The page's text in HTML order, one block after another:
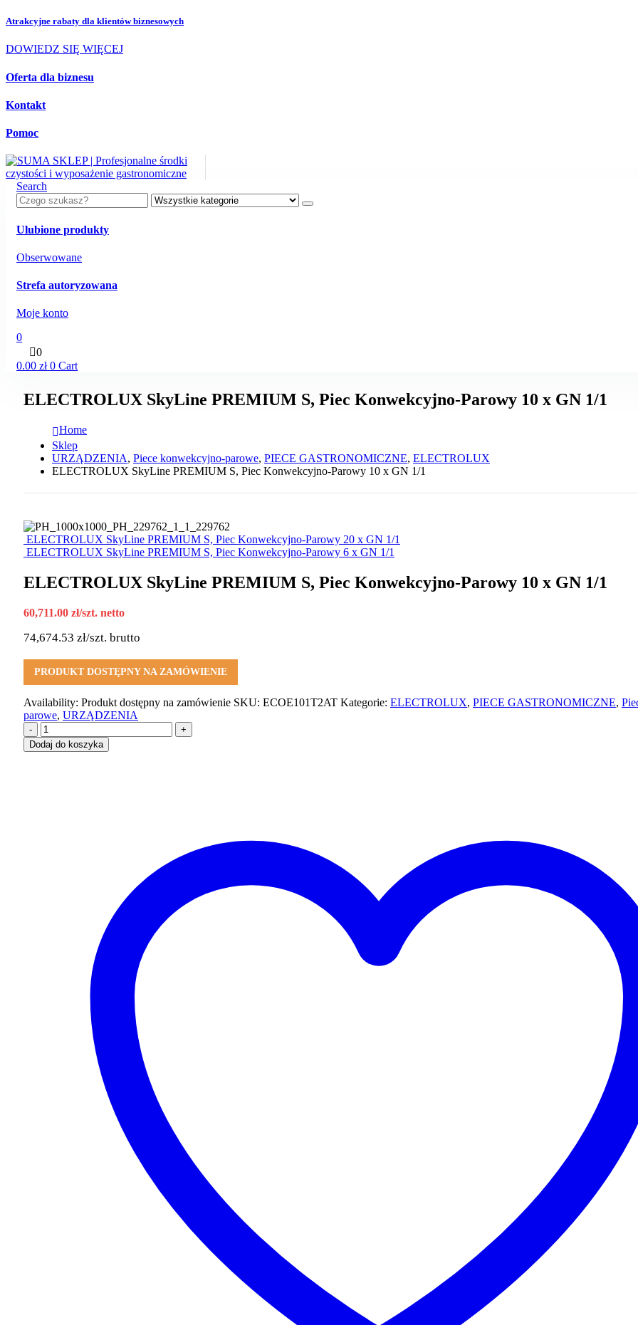
Atrakcyjne rabaty dla klientów biznesowych
DOWIEDZ SIĘ WIĘCEJ
Oferta dla biznesu
Kontakt
Pomoc
Search
Ulubione produkty
Obserwowane
Strefa autoryzowana
Moje konto
0
0
0.00 zł 0 Cart
ELECTROLUX SkyLine PREMIUM S, Piec Konwekcyjno-Parowy 10 x GN 1/1
Home
Sklep
URZĄDZENIA, Piece konwekcyjno-parowe, PIECE GASTRONOMICZNE, ELECTROLUX
ELECTROLUX SkyLine PREMIUM S, Piec Konwekcyjno-Parowy 10 x GN 1/1
ELECTROLUX SkyLine PREMIUM S, Piec Konwekcyjno-Parowy 20 x GN 1/1
ELECTROLUX SkyLine PREMIUM S, Piec Konwekcyjno-Parowy 6 x GN 1/1
ELECTROLUX SkyLine PREMIUM S, Piec Konwekcyjno-Parowy 10 x GN 1/1
60,711.00 zł/szt. netto
74,674.53 zł/szt. brutto
PRODUKT DOSTĘPNY NA ZAMÓWIENIE
Availability: Produkt dostępny na zamówienie SKU: ECOE101T2AT Kategorie: ELECTROLUX, PIECE GASTRONOMICZNE,
parowe, URZĄDZENIA
-
+
Dodaj do koszyka